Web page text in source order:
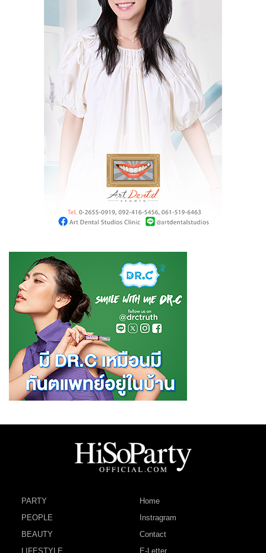
PARTY
PEOPLE
BEAUTY
LIFESTYLE
Home
Instragram
Contact
E-Letter